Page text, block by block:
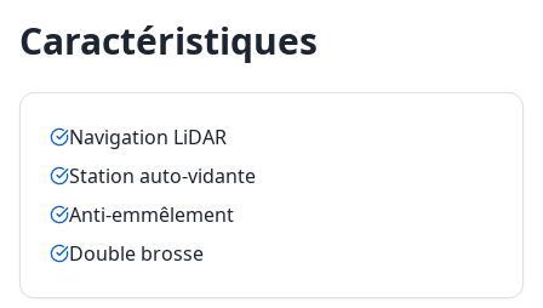
Caractéristiques
Navigation LiDAR
Station auto-vidante
Anti-emmêlement
Double brosse